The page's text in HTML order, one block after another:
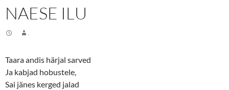
NAESE ILU
Taara andis härjal sarved
Ja kabjad hobustele,
Sai jänes kerged jalad